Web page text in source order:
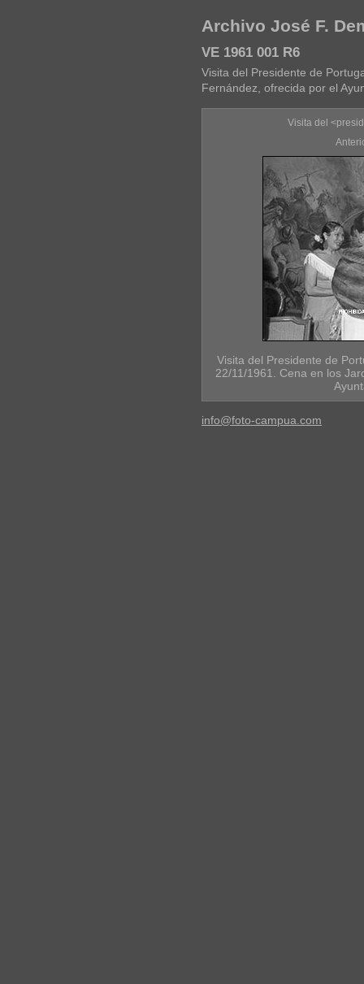
Archivo José F.
VE 1961 001 R6
Visita del Presidente de
Fernández, ofrecida por el
Visita del
Visita del Presidente de
22/11/1961. Cena en los
info@foto-campua.com